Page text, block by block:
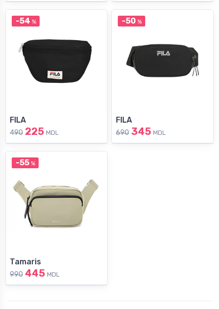
-54 %
FILA
490 225 MDL
-50 %
FILA
690 345 MDL
-55%
Tamaris
990 445 MDL